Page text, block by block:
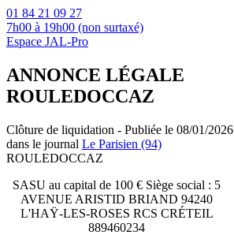
01 84 21 09 27
7h00 à 19h00 (non surtaxé)
Espace JAL-Pro
ANNONCE LÉGALE
ROULEDOCCAZ
Clôture de liquidation - Publiée le 08/01/2026
dans le journal Le Parisien (94)
ROULEDOCCAZ
SASU au capital de 100 € Siège social : 5
AVENUE ARISTID BRIAND 94240
L'HAŸ-LES-ROSES RCS CRÉTEIL
889460234